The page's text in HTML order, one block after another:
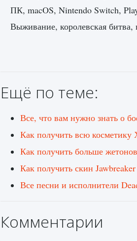
ПК, macOS, Nintendo Switch,
Выживание, королевская битва,
Ещё по теме:
Все, что вам нужно знать о
Как получить всю косметику
Как получить больше
Как получить скин
Все песни и исполнители
Комментарии